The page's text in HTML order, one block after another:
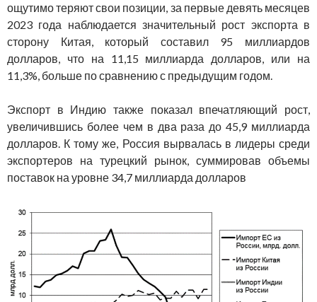
ощутимо теряют свои позиции, за первые девять месяцев
2023 года наблюдается значительный рост экспорта в
сторону Китая, который составил 95 миллиардов
долларов, что на 11,15 миллиарда долларов, или на
11,3%, больше по сравнению с предыдущим годом.
Экспорт в Индию также показал впечатляющий рост,
увеличившись более чем в два раза до 45,9 миллиарда
долларов. К тому же, Россия вырвалась в лидеры среди
экспортеров на турецкий рынок, суммировав объемы
поставок на уровне 34,7 миллиарда долларов